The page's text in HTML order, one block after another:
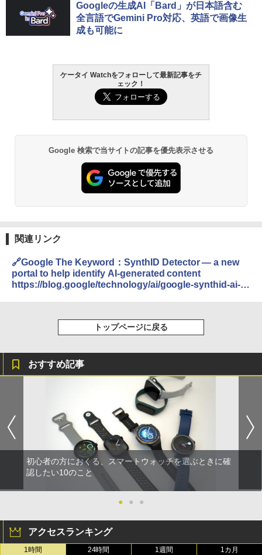
Googleの生成AI「Bard」が日本語含む
全言語でGemini Pro対応、英語で画像生
成も可能に
ケータイ Watchをフォローして最新記事をチ
ェック！
Google 検索で当サイトの記事を優先表示させる
関連リンク
🔗Google The Keyword：SynthID Detector — a new
portal to help identify AI-generated content
https://blog.google/technology/ai/google-synthid-ai-
トップページに戻る
おすすめ記事
初心者の方におくる、スマートウォッチを選ぶときに確
認したい10のこと
● ● ●
アクセスランキング
1時間 24時間 1週間 1カ月